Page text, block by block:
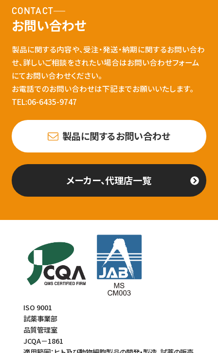
CONTACT
お問い合わせ
製品に関する内容や、受注・発送・納期に関するお問い合わ
せ、詳しいご相談をされたい場合はお問い合わせフォーム
にてお問い合わせください。
お電話でのお問い合わせは下記までお願いいたします。
TEL:06-6435-9747
製品に関するお問い合わせ
メーカー、代理店一覧
ISO 9001
試薬事業部
品質管理室
JCQA－1861